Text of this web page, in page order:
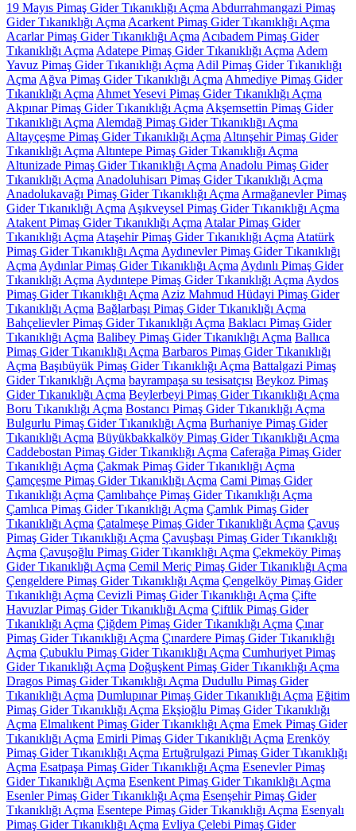
19 Mayıs Pimaş Gider Tıkanıklığı AçmaAbdurrahmangazi Pimaş
Gider Tıkanıklığı AçmaAcarkent Pimaş Gider Tıkanıklığı Açma
Acarlar Pimaş Gider Tıkanıklığı AçmaAcıbadem Pimaş Gider
Tıkanıklığı AçmaAdatepe Pimaş Gider Tıkanıklığı AçmaAdem
Yavuz Pimaş Gider Tıkanıklığı AçmaAdil Pimaş Gider Tıkanıklığı
AçmaAğva Pimaş Gider Tıkanıklığı AçmaAhmediye Pimaş Gider
Tıkanıklığı AçmaAhmet Yesevi Pimaş Gider Tıkanıklığı Açma
Akpınar Pimaş Gider Tıkanıklığı AçmaAkşemsettin Pimaş Gider
Tıkanıklığı AçmaAlemdağ Pimaş Gider Tıkanıklığı Açma
Altayçeşme Pimaş Gider Tıkanıklığı AçmaAltınşehir Pimaş Gider
Tıkanıklığı AçmaAltıntepe Pimaş Gider Tıkanıklığı Açma
Altunizade Pimaş Gider Tıkanıklığı AçmaAnadolu Pimaş Gider
Tıkanıklığı AçmaAnadoluhisarı Pimaş Gider Tıkanıklığı Açma
Anadolukavağı Pimaş Gider Tıkanıklığı AçmaArmağanevler Pimaş
Gider Tıkanıklığı AçmaAşıkveysel Pimaş Gider Tıkanıklığı Açma
Atakent Pimaş Gider Tıkanıklığı AçmaAtalar Pimaş Gider
Tıkanıklığı AçmaAtaşehir Pimaş Gider Tıkanıklığı AçmaAtatürk
Pimaş Gider Tıkanıklığı AçmaAydınevler Pimaş Gider Tıkanıklığı
AçmaAydınlar Pimaş Gider Tıkanıklığı AçmaAydınlı Pimaş Gider
Tıkanıklığı AçmaAydıntepe Pimaş Gider Tıkanıklığı AçmaAydos
Pimaş Gider Tıkanıklığı AçmaAziz Mahmud Hüdayi Pimaş Gider
Tıkanıklığı Açma Bağlarbaşı Pimaş Gider Tıkanıklığı Açma
Bahçelievler Pimaş Gider Tıkanıklığı Açma Baklacı Pimaş Gider
Tıkanıklığı Açma Balibey Pimaş Gider Tıkanıklığı Açma Ballıca
Pimaş Gider Tıkanıklığı Açma Barbaros Pimaş Gider Tıkanıklığı
Açma Başıbüyük Pimaş Gider Tıkanıklığı Açma Battalgazi Pimaş
Gider Tıkanıklığı Açma bayrampaşa su tesisatçısı Beykoz Pimaş
Gider Tıkanıklığı Açma Beylerbeyi Pimaş Gider Tıkanıklığı Açma
Boru Tıkanıklığı Açma Bostancı Pimaş Gider Tıkanıklığı Açma
Bulgurlu Pimaş Gider Tıkanıklığı Açma Burhaniye Pimaş Gider
Tıkanıklığı Açma Büyükbakkalköy Pimaş Gider Tıkanıklığı Açma
Caddebostan Pimaş Gider Tıkanıklığı Açma Caferağa Pimaş Gider
Tıkanıklığı Açma Çakmak Pimaş Gider Tıkanıklığı Açma
Çamçeşme Pimaş Gider Tıkanıklığı Açma Cami Pimaş Gider
Tıkanıklığı Açma Çamlıbahçe Pimaş Gider Tıkanıklığı Açma
Çamlıca Pimaş Gider Tıkanıklığı Açma Çamlık Pimaş Gider
Tıkanıklığı Açma Çatalmeşe Pimaş Gider Tıkanıklığı Açma Çavuş
Pimaş Gider Tıkanıklığı Açma Çavuşbaşı Pimaş Gider Tıkanıklığı
Açma Çavuşoğlu Pimaş Gider Tıkanıklığı Açma Çekmeköy Pimaş
Gider Tıkanıklığı Açma Cemil Meriç Pimaş Gider Tıkanıklığı Açma
Çengeldere Pimaş Gider Tıkanıklığı Açma Çengelköy Pimaş Gider
Tıkanıklığı Açma Cevizli Pimaş Gider Tıkanıklığı Açma Çifte
Havuzlar Pimaş Gider Tıkanıklığı Açma Çiftlik Pimaş Gider
Tıkanıklığı Açma Çiğdem Pimaş Gider Tıkanıklığı Açma Çınar
Pimaş Gider Tıkanıklığı Açma Çınardere Pimaş Gider Tıkanıklığı
Açma Çubuklu Pimaş Gider Tıkanıklığı Açma Cumhuriyet Pimaş
Gider Tıkanıklığı Açma Doğuşkent Pimaş Gider Tıkanıklığı Açma
Dragos Pimaş Gider Tıkanıklığı Açma Dudullu Pimaş Gider
Tıkanıklığı Açma Dumlupınar Pimaş Gider Tıkanıklığı Açma Eğitim
Pimaş Gider Tıkanıklığı Açma Ekşioğlu Pimaş Gider Tıkanıklığı
Açma Elmalıkent Pimaş Gider Tıkanıklığı Açma Emek Pimaş Gider
Tıkanıklığı Açma Emirli Pimaş Gider Tıkanıklığı Açma Erenköy
Pimaş Gider Tıkanıklığı Açma Ertuğrulgazi Pimaş Gider Tıkanıklığı
Açma Esatpaşa Pimaş Gider Tıkanıklığı Açma Esenevler Pimaş
Gider Tıkanıklığı Açma Esenkent Pimaş Gider Tıkanıklığı Açma
Esenler Pimaş Gider Tıkanıklığı Açma Esenşehir Pimaş Gider
Tıkanıklığı Açma Esentepe Pimaş Gider Tıkanıklığı Açma Esenyalı
Pimaş Gider Tıkanıklığı Açma Evliya Çelebi Pimaş Gider